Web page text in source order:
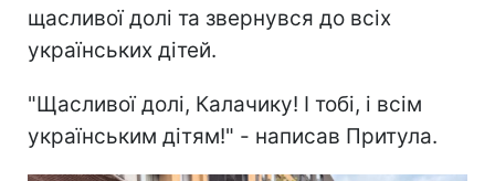
щасливої долі та звернувся до всіх
українських дітей.
"Щасливої долі, Калачику! І тобі, і всім
українським дітям!" - написав Притула.